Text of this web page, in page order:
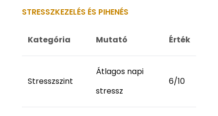
STRESSZKEZELÉS ÉS PIHENÉS
Kategória Mutató Érték
Stresszszint
Átlagos napi
stressz
6/10